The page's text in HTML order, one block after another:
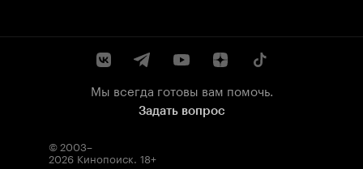
Мы всегда готовы вам помочь.
Задать вопрос
© 2003–
2026 Кинопоиск. 18+